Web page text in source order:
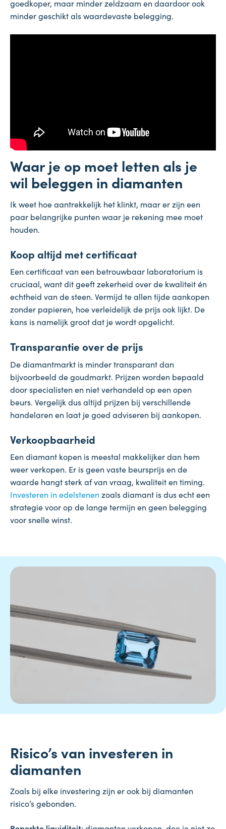
goedkoper, maar minder zeldzaam en daardoor ook
minder geschikt als waardevaste belegging.
Waar je op moet letten als je
wil beleggen in diamanten
Ik weet hoe aantrekkelijk het klinkt, maar er zijn een
paar belangrijke punten waar je rekening mee moet
houden.
Koop altijd met certificaat
Een certificaat van een betrouwbaar laboratorium is
cruciaal, want dit geeft zekerheid over de kwaliteit én
echtheid van de steen. Vermijd te allen tijde aankopen
zonder papieren, hoe verleidelijk de prijs ook lijkt. De
kans is namelijk groot dat je wordt opgelicht.
Transparantie over de prijs
De diamantmarkt is minder transparant dan
bijvoorbeeld de goudmarkt. Prijzen worden bepaald
door specialisten en niet verhandeld op een open
beurs. Vergelijk dus altijd prijzen bij verschillende
handelaren en laat je goed adviseren bij aankopen.
Verkoopbaarheid
Een diamant kopen is meestal makkelijker dan hem
weer verkopen. Er is geen vaste beursprijs en de
waarde hangt sterk af van vraag, kwaliteit en timing.
Investeren in edelstenen zoals diamant is dus echt een
strategie voor op de lange termijn en geen belegging
voor snelle winst.
Risico’s van investeren in
diamanten
Zoals bij elke investering zijn er ook bij diamanten
risico’s gebonden.